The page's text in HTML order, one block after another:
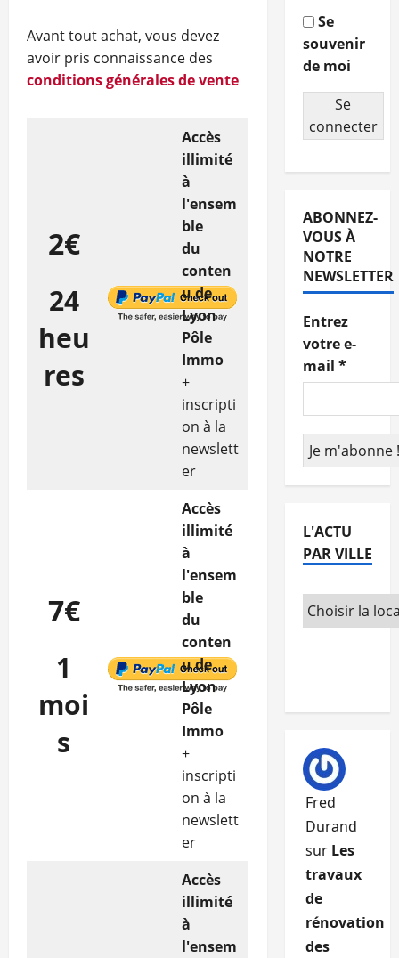
Avant tout achat, vous devez
avoir pris connaissance des
conditions générales de vente
2€
24
heu
res
Accès
illimité
à
l'ensem
ble
du
conten
u de
Lyon
Pôle
Immo
+
inscripti
on à la
newslett
er
7€
1
moi
s
Accès
illimité
à
l'ensem
ble
du
conten
u de
Lyon
Pôle
Immo
+
inscripti
on à la
newslett
er
Accès
illimité
à
l'ensem
Se
souvenir
de moi
Se
connecter
ABONNEZ-
VOUS À
NOTRE
NEWSLETTER
Entrez
votre e-
mail *
L'ACTU
PAR VILLE
Fred
Durand
sur Les
travaux
de
rénovation
des